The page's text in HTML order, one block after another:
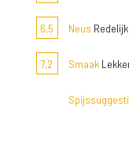
6,5 Neus
7,2 Smaak